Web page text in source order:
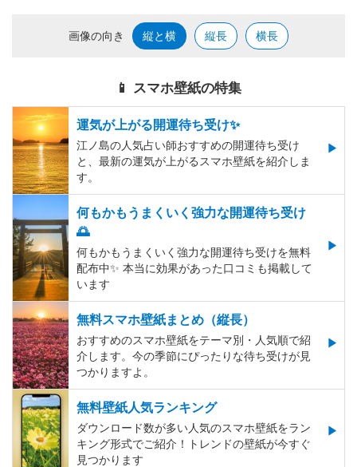
画像の向き 縦と横 縦長 横長
📱 スマホ壁紙の特集
運気が上がる開運待ち受け✨
江ノ島の人気占い師おすすめの開運待ち受け
と、最新の運気が上がるスマホ壁紙を紹介しま
す。
何もかもうまくいく強力な開運待ち受け
🌅
何もかもうまくいく強力な開運待ち受けを無料
配布中✨️ 本当に効果があった口コミも掲載して
います
無料スマホ壁紙まとめ（縦長）
おすすめのスマホ壁紙をテーマ別・人気順で紹
介します。今の季節にぴったりな待ち受けが見
つかりますよ。
無料壁紙人気ランキング
ダウンロード数が多い人気のスマホ壁紙をラン
キング形式でご紹介！トレンドの壁紙が今すぐ
見つかります